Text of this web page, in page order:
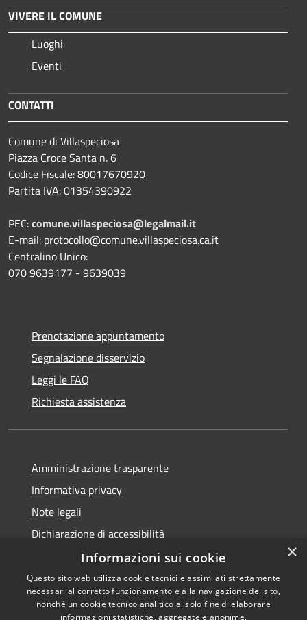
VIVERE IL COMUNE
Luoghi
Eventi
CONTATTI
Comune di Villaspeciosa
Piazza Croce Santa n. 6
Codice Fiscale: 80017670920
Partita IVA: 01354390922
PEC:comune.villaspeciosa@legalmail.it
E-mail: protocollo@comune.villaspeciosa.ca.it
Centralino Unico:
070 9639177 - 9639039
Prenotazione appuntamento
Segnalazione disservizio
Leggi le FAQ
Richiesta assistenza
Amministrazione trasparente
Informativa privacy
Note legali
Dichiarazione di accessibilità
Copyright © 2026 • Comune di
×
Informazioni sui cookie
Questo sito web utilizza cookie tecnici e assimilati strettamente
necessari al corretto funzionamento e alla navigazione del sito,
nonché un cookie tecnico analitico al solo fine di elaborare
informazioni statistiche, aggregate e anonime.